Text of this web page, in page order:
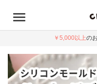
￥5,000以上の